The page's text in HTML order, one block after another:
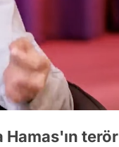
Hamas'ın terör